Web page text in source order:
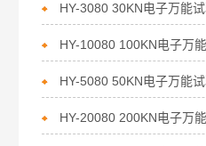
HY-3080 30KN电子万能
HY-10080 100KN电子万
HY-5080 50KN电子万能
HY-20080 200KN电子万